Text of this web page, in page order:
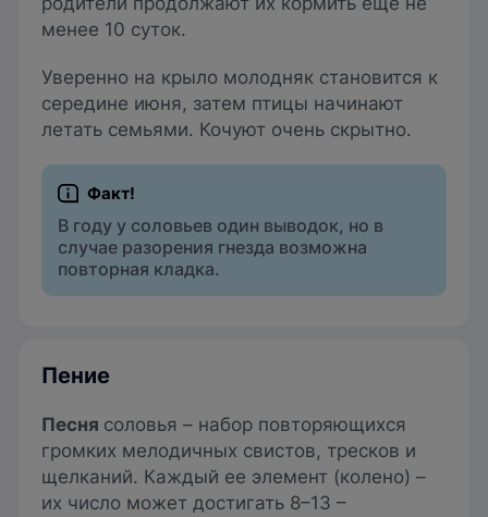
менее 10 суток.
Уверенно на крыло молодняк становится к
середине июня, затем птицы начинают
летать семьями. Кочуют очень скрытно.
В году у соловьев один выводок, но в
случае разорения гнезда возможна
повторная кладка.
Пение
Песня соловья – набор повторяющихся
громких мелодичных свистов, тресков и
щелканий. Каждый ее элемент (колено) –
их число может достигать 8–13 –